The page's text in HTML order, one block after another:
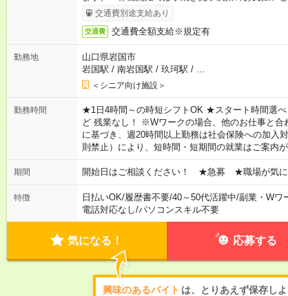
交通費別途支給あり
交通費 交通費全額支給※規定有
勤務地
山口県岩国市
岩国駅 / 南岩国駅 / 玖珂駅 /
＜シニア向け施設＞
勤務時間
★1日4時間～の時短シフトOK ★スタート時間選
ど 残業なし！ ※Wワークの場合、他のお仕事と
に基づき、週20時間以上勤務は社会保険への加
則禁止）により、短時間・短期間の就業はご案内
期間 開始日はご相談ください！ ★急募 ★職場が気に
特徴 日払いOK/履歴書不要/40～50代活躍中/副業・Wワ
電話対応なし/パソコンスキル不要
気になる！ 応募する
興味のあるバイト は、とりあえず保存し